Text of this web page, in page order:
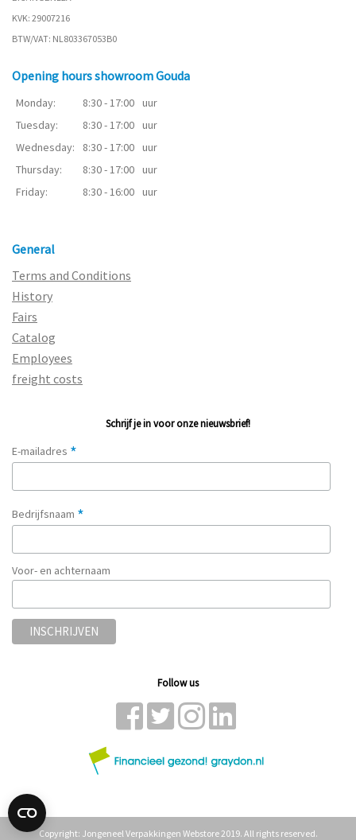
KVK: 29007216
BTW/VAT: NL803367053B0
Opening hours showroom Gouda
Monday: 8:30 - 17:00 uur
Tuesday:
8:30 - 17:00 uur
Wednesday:
8:30 - 17:00 uur
Thursday:
8:30 - 17:00 uur
Friday:
8:30 - 16:00 uur
General
Terms and Conditions
History
Fairs
Catalog
Employees
freight costs
Schrijf je in voor onze nieuwsbrief!
E-mailadres *
Bedrijfsnaam *
Voor- en achternaam
Follow us
Copyright: Jongeneel Verpakkingen Webstore 2019. All rights reserved.